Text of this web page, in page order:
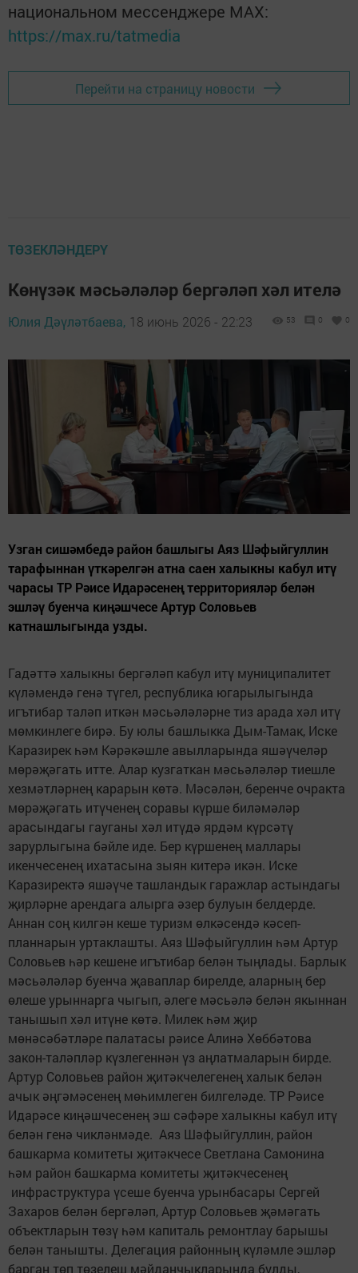
национальном мессенджере MАХ:
https://max.ru/tatmedia
Перейти на страницу новости
ТӨЗЕКЛӘНДЕРҮ
Көнүзәк мәсьәләләр бергәләп хәл ителә
Юлия Дәүләтбаева, 18 июнь 2026 - 22:23 53 0 0
Узган сишәмбедә район башлыгы Аяз Шәфыйгуллин
тарафыннан үткәрелгән атна саен халыкны кабул итү
чарасы ТР Рәисе Идарәсенең территорияләр белән
эшләү буенча киңәшчесе Артур Соловьев
катнашлыгында узды.
Гадәттә халыкны бергәләп кабул итү муниципалитет
күләмендә генә түгел, республика югарылыгында
игътибар таләп иткән мәсьәләләрне тиз арада хәл итү
мөмкинлеге бирә. Бу юлы башлыкка Дым-Тамак, Иске
Каразирек һәм Кәрәкәшле авылларында яшәүчеләр
мөрәҗәгать итте. Алар кузгаткан мәсьәләләр тиешле
хезмәтләрнең карарын көтә. Мәсәлән, беренче очракта
мөрәҗәгать итүченең соравы күрше биләмәләр
арасындагы гауганы хәл итүдә ярдәм күрсәтү
зарурлыгына бәйле иде. Бер күршенең маллары
икенчесенең ихатасына зыян китерә икән. Иске
Каразиректә яшәүче ташландык гаражлар астындагы
җирләрне арендага алырга әзер булуын белдерде.
Аннан соң килгән кеше туризм өлкәсендә кәсеп-
планнарын уртаклашты. Аяз Шәфыйгуллин һәм Артур
Соловьев һәр кешене игътибар белән тыңлады. Барлык
мәсьәләләр буенча җаваплар бирелде, аларның бер
өлеше урыннарга чыгып, әлеге мәсьәлә белән якыннан
танышып хәл итүне көтә. Милек һәм җир
мөнәсәбәтләре палатасы рәисе Алинә Хөббәтова
закон-таләпләр күзлегеннән үз аңлатмаларын бирде.
Артур Соловьев район җитәкчелегенең халык белән
ачык әңгәмәсенең мөһимлеген билгеләде. ТР Рәисе
Идарәсе киңәшчесенең эш сәфәре халыкны кабул итү
белән генә чикләнмәде. Аяз Шәфыйгуллин, район
башкарма комитеты җитәкчесе Светлана Самонина
һәм район башкарма комитеты җитәкчесенең
инфраструктура үсеше буенча урынбасары Сергей
Захаров белән бергәләп, Артур Соловьев җәмәгать
объектларын төзү һәм капиталь ремонтлау барышы
белән танышты. Делегация районның күләмле эшләр
барган төп төзелеш мәйданчыкларында булды,